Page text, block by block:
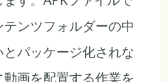
ンツフォルダーの中
パッケージ化されな
画を配置する作業を